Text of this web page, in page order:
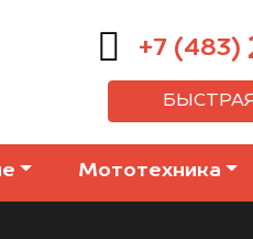
+7 (483)
Мототехника